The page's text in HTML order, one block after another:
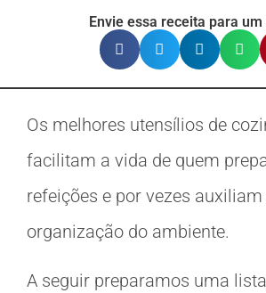
Envie essa receita para
Os melhores utensílios de
facilitam a vida de quem
refeições e por vezes auxiliam
organização do ambiente.
A seguir preparamos uma